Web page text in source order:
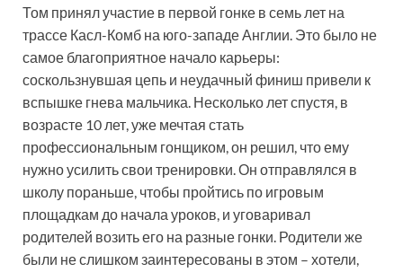
Том принял участие в первой гонке в семь лет на
трассе Касл-Комб на юго-западе Англии. Это было не
самое благоприятное начало карьеры:
соскользнувшая цепь и неудачный финиш привели к
вспышке гнева мальчика. Несколько лет спустя, в
возрасте 10 лет, уже мечтая стать
профессиональным гонщиком, он решил, что ему
нужно усилить свои тренировки. Он отправлялся в
школу пораньше, чтобы пройтись по игровым
площадкам до начала уроков, и уговаривал
родителей возить его на разные гонки. Родители же
были не слишком заинтересованы в этом – хотели,